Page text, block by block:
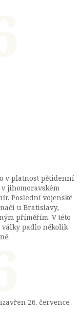
v platnost pětidenní
jihomoravském
Poslední vojenské
u Bratislavy,
příměřím. V této
padlo několik
26. července